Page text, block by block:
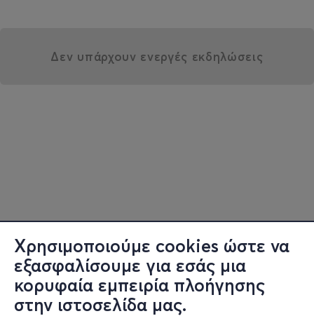
Χρησιμοποιούμε cookies ώστε να
εξασφαλίσουμε για εσάς μια
κορυφαία εμπειρία πλοήγησης
στην ιστοσελίδα μας.
Δεν υπάρχουν ενεργές εκδηλώσεις